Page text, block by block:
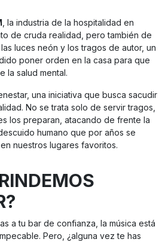
, la industria de la hospitalidad en
de cruda realidad, pero también de
luces neón y los tragos de autor, un
poner orden en la casa para que
la salud mental.
una iniciativa que busca sacudir
No se trata solo de servir tragos,
los preparan, atacando de frente la
humano que por años se
nuestros lugares favoritos.
a tu bar de confianza, la música está
Pero, ¿alguna vez te has